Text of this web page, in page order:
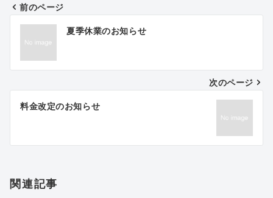
投
ナ
ゲ
シ
ン
前のページ
夏季休業のお知らせ
次のページ
料金改定のお知らせ
関連記事